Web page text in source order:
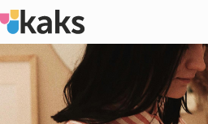
Siirry
sisältöön